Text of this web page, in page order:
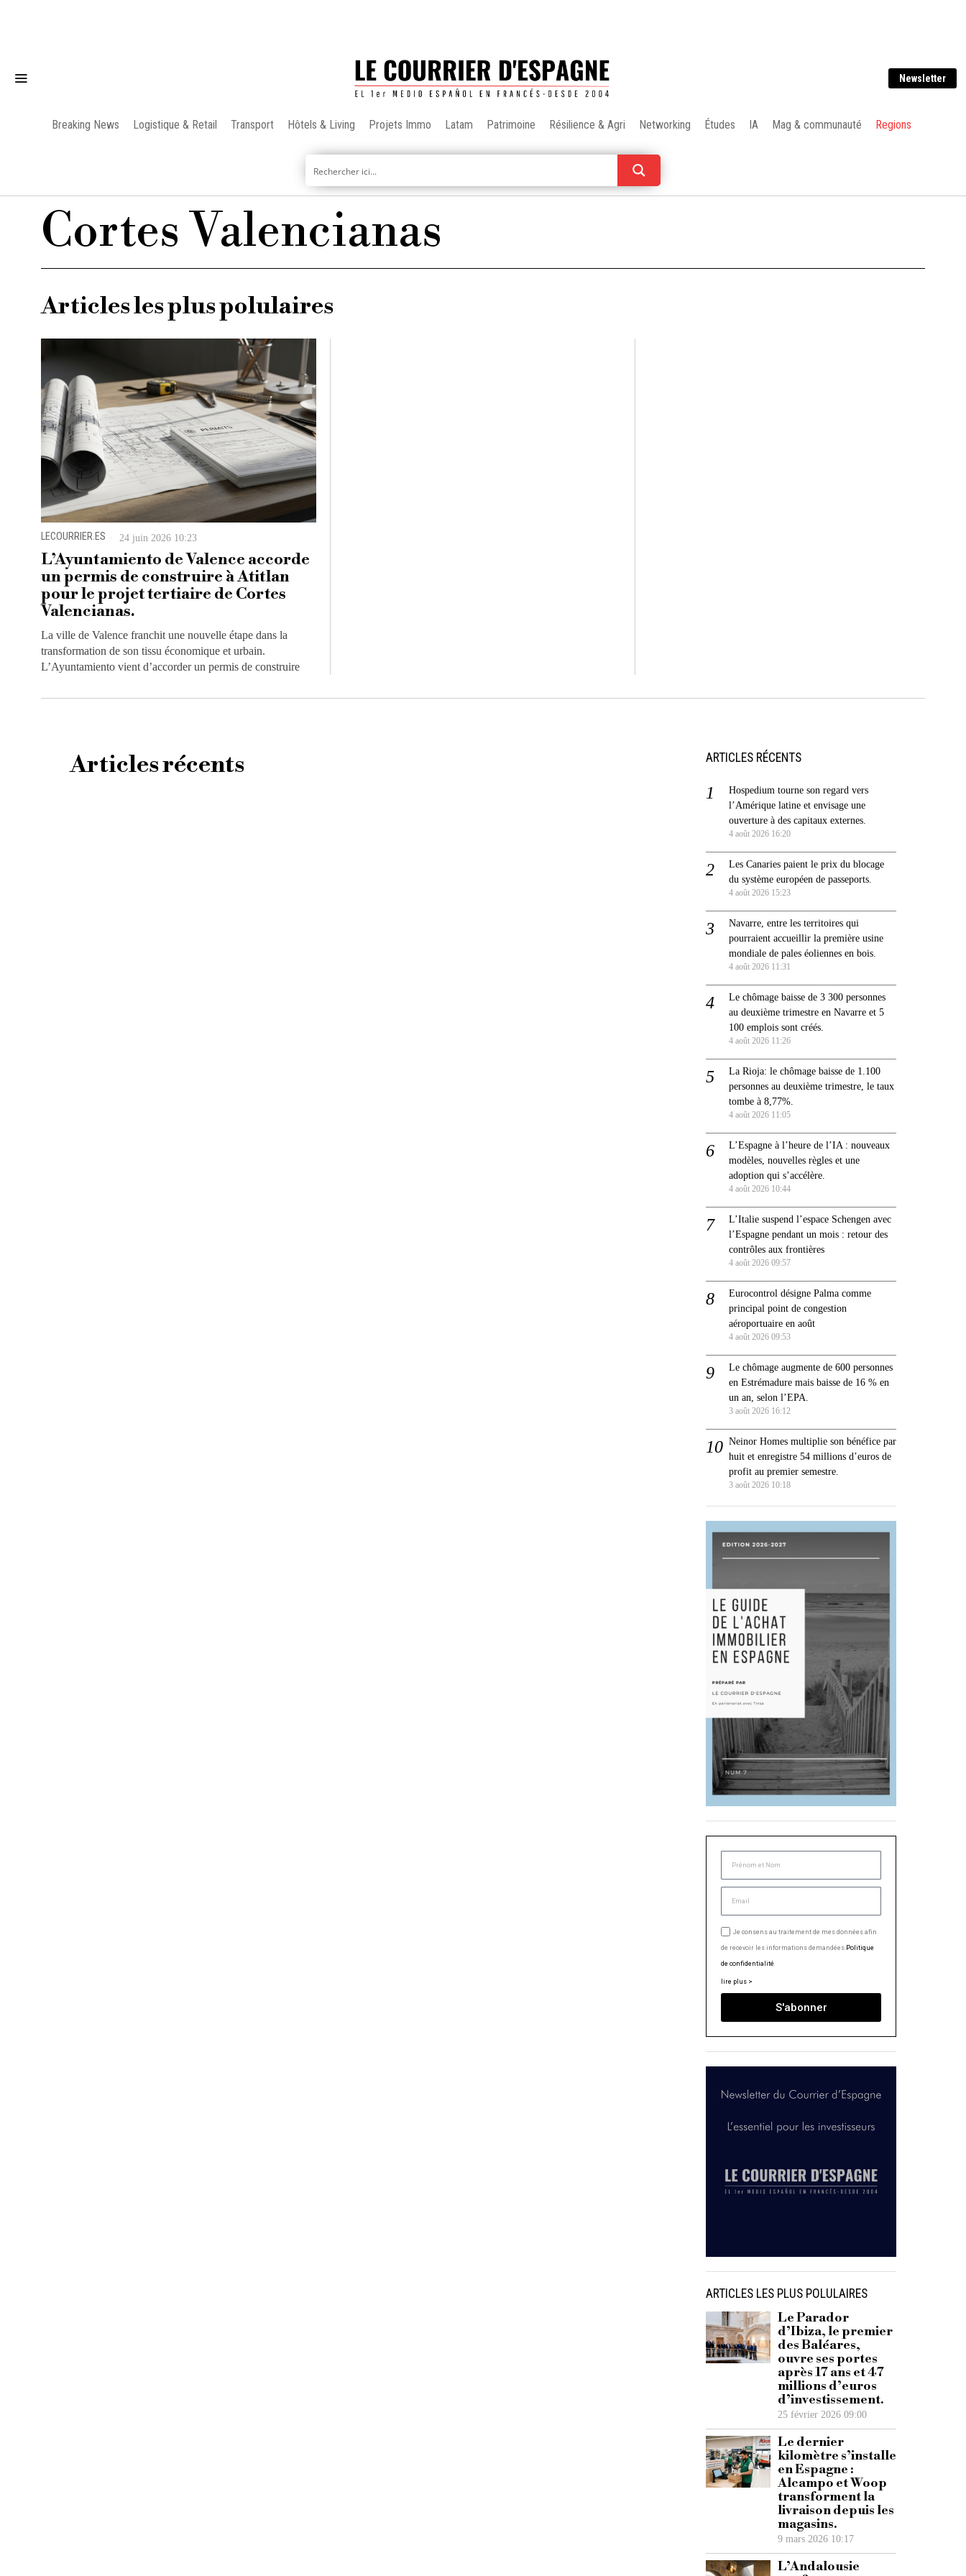
Newsletter
Breaking News Logistique & Retail Transport Hôtels & Living Projets Immo Latam Patrimoine Résilience & Agri Networking Études IA Mag & communauté Regions
Cortes Valencianas
Articles les plus polulaires
LECOURRIER.ES 24 juin 2026 10:23
L’Ayuntamiento de Valence accorde
un permis de construire à Atitlan
pour le projet tertiaire de Cortes
Valencianas.
La ville de Valence franchit une nouvelle étape dans la
transformation de son tissu économique et urbain.
L’Ayuntamiento vient d’accorder un permis de construire
Articles récents ARTICLES RÉCENTS
Hospedium tourne son regard vers
l’Amérique latine et envisage une
ouverture à des capitaux externes.
4 août 2026 16:20
Les Canaries paient le prix du blocage
du système européen de passeports.
4 août 2026 15:23
Navarre, entre les territoires qui
pourraient accueillir la première usine
mondiale de pales éoliennes en bois.
4 août 2026 11:31
Le chômage baisse de 3 300 personnes
au deuxième trimestre en Navarre et 5
100 emplois sont créés.
4 août 2026 11:26
La Rioja: le chômage baisse de 1.100
personnes au deuxième trimestre, le taux
tombe à 8,77%.
4 août 2026 11:05
L’Espagne à l’heure de l’IA : nouveaux
modèles, nouvelles règles et une
adoption qui s’accélère.
4 août 2026 10:44
L’Italie suspend l’espace Schengen avec
l’Espagne pendant un mois : retour des
contrôles aux frontières
4 août 2026 09:57
Eurocontrol désigne Palma comme
principal point de congestion
aéroportuaire en août
4 août 2026 09:53
Le chômage augmente de 600 personnes
en Estrémadure mais baisse de 16 % en
un an, selon l’EPA.
3 août 2026 16:12
Neinor Homes multiplie son bénéfice par
huit et enregistre 54 millions d’euros de
profit au premier semestre.
3 août 2026 10:18
Je consens au traitement de mes données afin
de recevoir les informations demandées.Politique
de confidentialité
lire plus >
S'abonner
ARTICLES LES PLUS POLULAIRES
Le Parador
d’Ibiza, le premier
des Baléares,
ouvre ses portes
après 17 ans et 47
millions d’euros
d’investissement.
25 février 2026 09:00
Le dernier
kilomètre s’installe
en Espagne :
Alcampo et Woop
transforment la
livraison depuis les
magasins.
9 mars 2026 10:17
L’Andalousie